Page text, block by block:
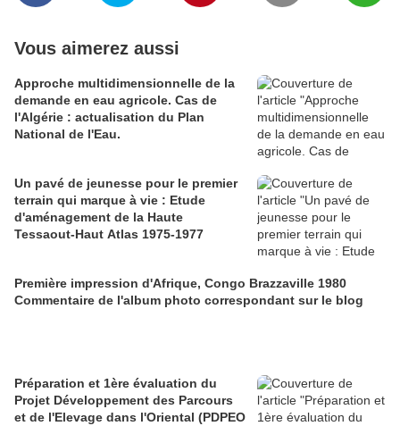
Vous aimerez aussi
Approche multidimensionnelle de la
demande en eau agricole. Cas de
l'Algérie : actualisation du Plan
National de l'Eau.
Un pavé de jeunesse pour le premier
terrain qui marque à vie : Etude
d'aménagement de la Haute
Tessaout-Haut Atlas 1975-1977
Première impression d'Afrique, Congo Brazzaville 1980
Commentaire de l'album photo correspondant sur le blog
Préparation et 1ère évaluation du
Projet Développement des Parcours
et de l'Elevage dans l'Oriental (PDPEO